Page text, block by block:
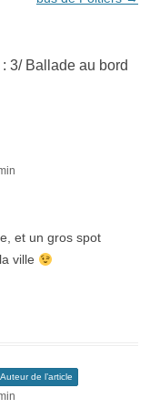
3/ Ballade au bord
et un gros spot
ville
Auteur de l’article